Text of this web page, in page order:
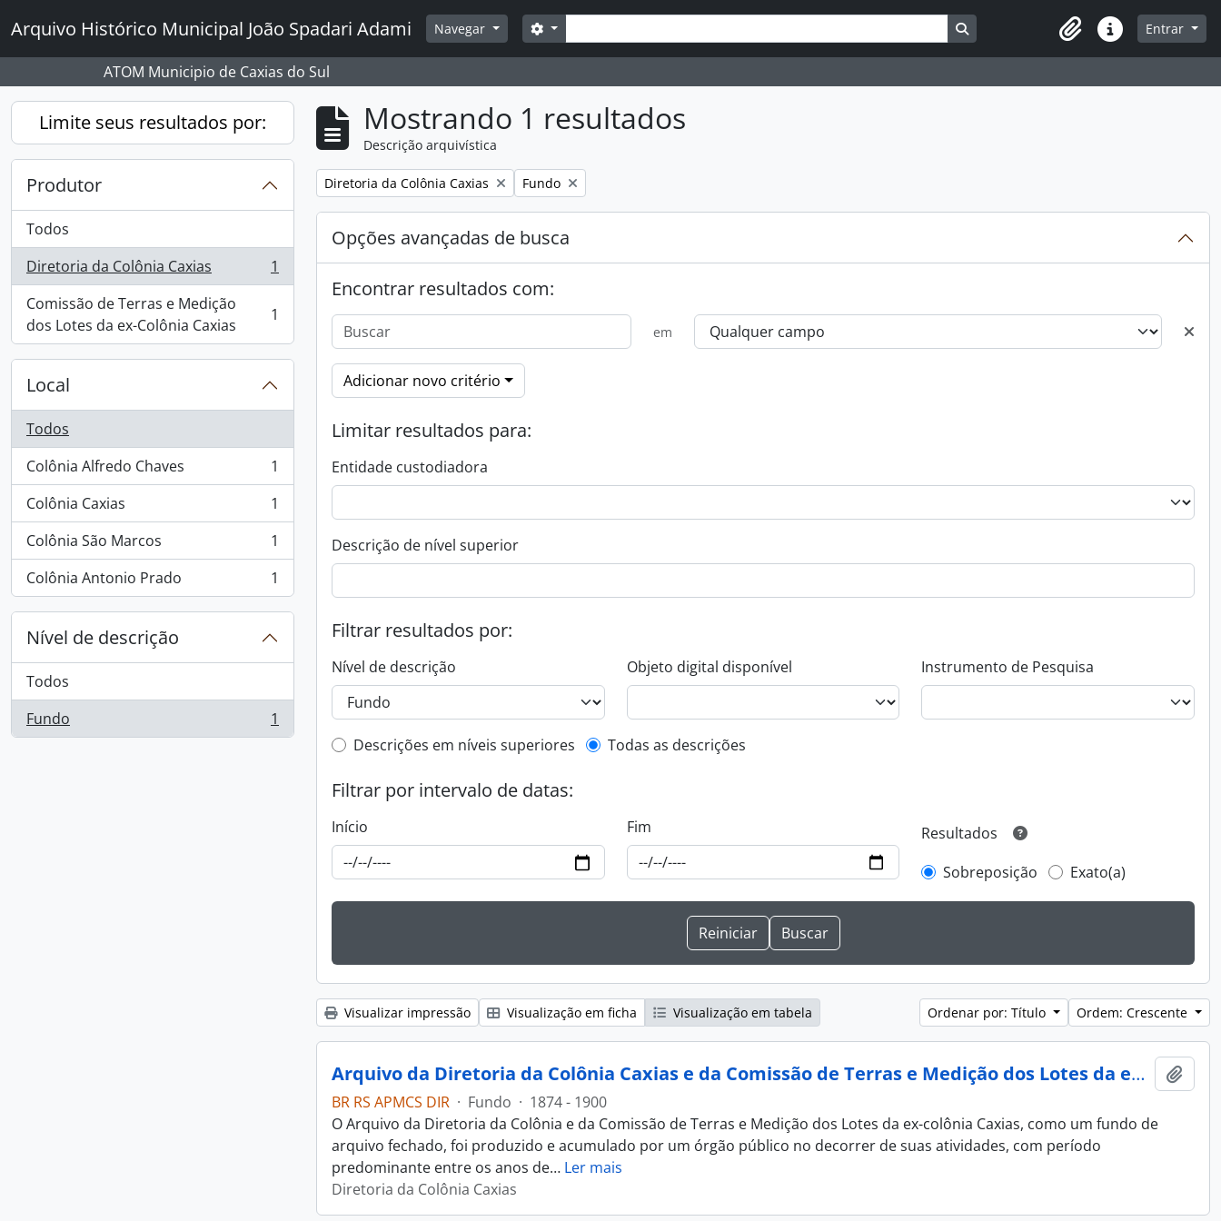
Arquivo Histórico Municipal João Spadari Adami Navegar Buscar
Opções de busca Busque na página de navegação
Atalhos Entrar
ATOM Municipio de Caxias do Sul
Limite seus resultados por:
Produtor
Todos
Diretoria da Colônia Caxias
, 1 resultados
1
Comissão de Terras e Medição
dos Lotes da ex-Colônia Caxias
, 1 resultados 1
Local
Todos
Colônia Alfredo Chaves
, 1 resultados
1
Colônia Caxias
, 1 resultados
1
Colônia São Marcos
, 1 resultados
1
Colônia Antonio Prado
, 1 resultados 1
Nível de descrição
Todos
Fundo
, 1 resultados 1
Mostrando 1 resultados
Descrição arquivística
Remover filtro:
Diretoria da Colônia Caxias Remover filtro:
Fundo
Opções avançadas de busca
Encontrar resultados com:
em
Adicionar novo critério
Limitar resultados para:
Entidade custodiadora
Descrição de nível superior
Filtrar resultados por:
Nível de descrição Objeto digital disponível Instrumento de Pesquisa
Filtro de descrição de nível superior
Descrições em níveis superiores Todas as descrições
Filtrar por intervalo de datas:
Início Fim
Resultados
Sobreposição
Exato(a)
Visualizar impressão Visualização em ficha Visualização em tabela Ordenar por: Título Ordem: Crescente
Arquivo da Diretoria da Colônia Caxias e da Comissão de Terras e Medição dos Lotes da ex-Colônia Caxias
BR RS APMCS DIR · Fundo · 1874 - 1900
O Arquivo da Diretoria da Colônia e da Comissão de Terras e Medição dos Lotes da ex-colônia Caxias, como um fundo de
arquivo fechado, foi produzido e acumulado por um órgão público no decorrer de suas atividades, com período
predominante entre os anos de… Ler mais
Diretoria da Colônia Caxias